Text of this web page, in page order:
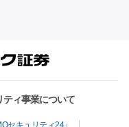
ティ事業について
セキュリティ24」